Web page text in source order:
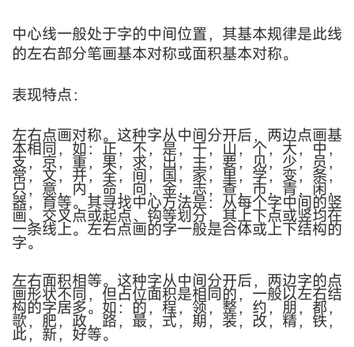
中心线一般处于字的中间位置，其基本规律是此线
的左右部分笔画基本对称或面积基本对称。
表现特点：
左右点画对称。这种字从中间分开后，两边点画基
本相同，如：正，不，是，干，山，个，大，中，
支，京，重，果，求，出，主，要，见，少，员，
常，文，并，全，间，国，家，里，学，变，条，
只，意，内，命，向，金，志，查，市，青，闲，
器，育等。其寻找中心方法是：从每个字中间的竖
画、交叉点或起点、钩等划分，其上下点或竖均在
一条线上。左右点画的字一般是合体或上下结构的
字。
左右面积相等。这种字从中间分开后，两边字的点
画形状不同，但占位面积是相同的，一般以左右结
构的字居多。如：的，程，领，整，约，朋，都，
歌，肥，政，路，最，式，期，装，改，精，铁，
此，新，好等。